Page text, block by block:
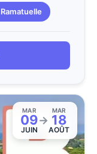
Ramatuelle
MAR
09
JUIN
→
MAR
18
AOÛT